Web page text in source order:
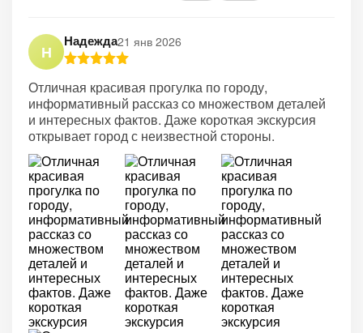
Н
Надежда21 янв 2026
Отличная красивая прогулка по городу,
информативный рассказ со множеством деталей
и интересных фактов. Даже короткая экскурсия
открывает город с неизвестной стороны.